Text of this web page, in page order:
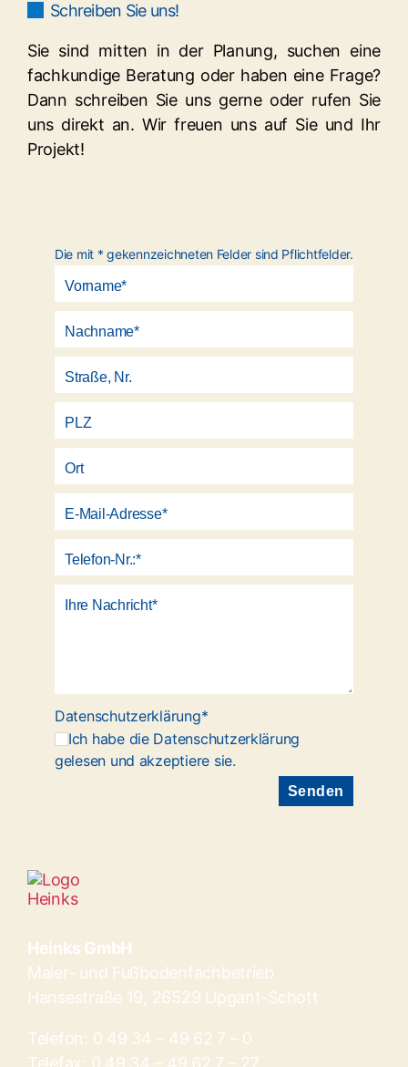
Schreiben Sie uns!
Sie sind mitten in der Planung, suchen eine
fachkundige Beratung oder haben eine Frage?
Dann schreiben Sie uns gerne oder rufen Sie
uns direkt an. Wir freuen uns auf Sie und Ihr
Projekt!
Heinks GmbH
Maler- und Fußbodenfachbetrieb
Hansestraße 19, 26529 Upgant-Schott
Telefon: 0 49 34 – 49 62 7 – 0
Telefax: 0 49 34 – 49 62 7 – 27
Die mit * gekennzeichneten Felder sind Pflichtfelder.
Datenschutzerklärung*
Ich habe die Datenschutzerklärung
gelesen und akzeptiere sie.